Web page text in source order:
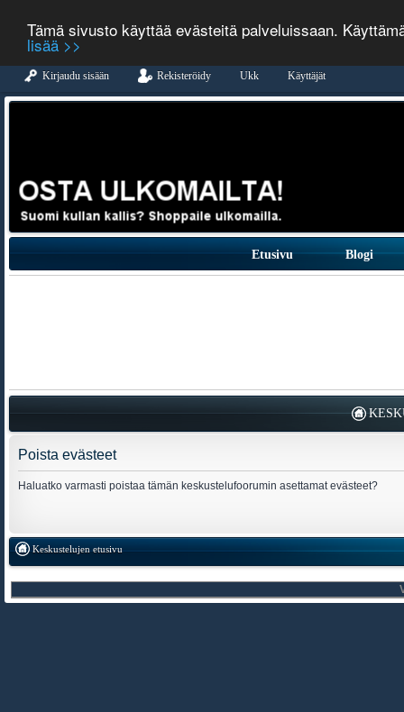
Tämä sivusto käyttää evästeitä palveluissaan.
lisää >>
Kirjaudu sisään Rekisteröidy Ukk Käyttäjät
Etusivu Blogi
Poista evästeet
Haluatko varmasti poistaa tämän keskustelufoorumin asettamat evästeet?
Keskustelujen etusivu